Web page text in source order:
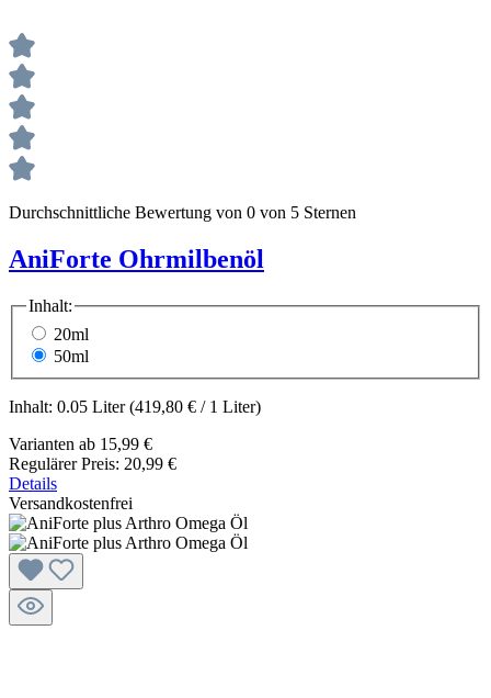
Durchschnittliche Bewertung von 0 von 5 Sternen
AniForte Ohrmilbenöl
Inhalt:
20ml
50ml
Inhalt: 0.05 Liter(419,80 € / 1 Liter)
Varianten ab 15,99 €
Regulärer Preis: 20,99 €
Details
Versandkostenfrei